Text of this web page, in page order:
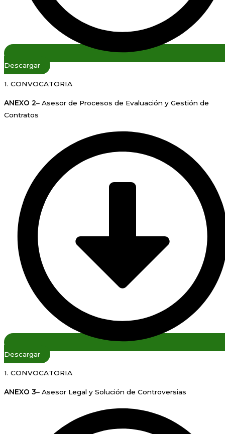
Descargar
1. CONVOCATORIA
ANEXO 2– Asesor de Procesos de Evaluación y Gestión de
Contratos
Descargar
1. CONVOCATORIA
ANEXO 3– Asesor Legal y Solución de Controversias